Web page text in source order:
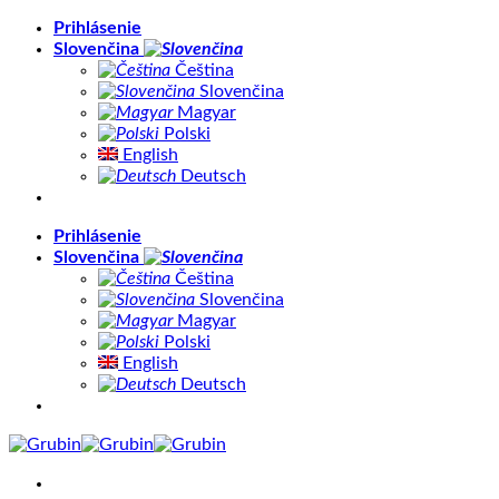
Skip
Prihlásenie
Slovenčina
Čeština
Slovenčina
Magyar
Polski
English
Deutsch
Prihlásenie
Slovenčina
Čeština
Slovenčina
Magyar
Polski
English
Deutsch